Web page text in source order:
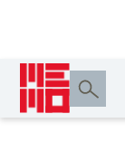
Home/Producten